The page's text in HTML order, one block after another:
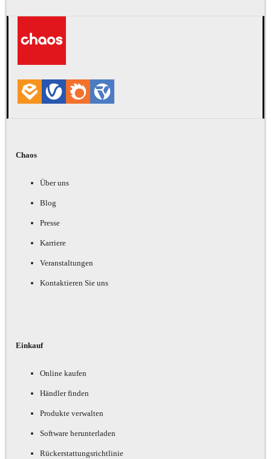
Chaos
Über uns
Blog
Presse
Karriere
Veranstaltungen
Kontaktieren Sie uns
Einkauf
Online kaufen
Händler finden
Produkte verwalten
Software herunterladen
Rückerstattungsrichtlinie